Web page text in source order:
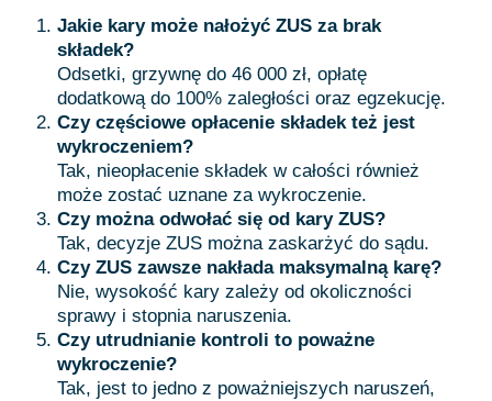
Jakie kary może nałożyć ZUS za brak
składek?
Odsetki, grzywnę do 46 000 zł, opłatę
dodatkową do 100% zaległości oraz egzekucję.
Czy częściowe opłacenie składek też jest
wykroczeniem?
Tak, nieopłacenie składek w całości również
może zostać uznane za wykroczenie.
Czy można odwołać się od kary ZUS?
Tak, decyzje ZUS można zaskarżyć do sądu.
Czy ZUS zawsze nakłada maksymalną karę?
Nie, wysokość kary zależy od okoliczności
sprawy i stopnia naruszenia.
Czy utrudnianie kontroli to poważne
wykroczenie?
Tak, jest to jedno z poważniejszych naruszeń,